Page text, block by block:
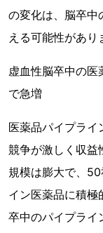
の変化は、脳卒中
える可能性があり
虚血性脳卒中の
で急増
医薬品パイプライ
競争が激しく収益
規模は膨大で、
イン医薬品に積極
卒中のパイプライ